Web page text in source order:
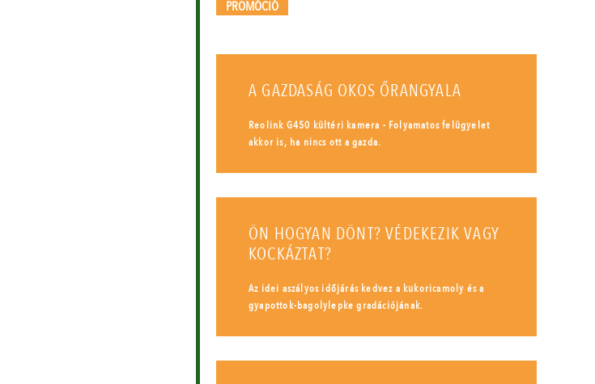
PROMÓCIÓ
A GAZDASÁG OKOS ŐRANGYALA
Reolink G450 kültéri kamera - Folyamatos felügyelet
akkor is, ha nincs ott a gazda.
ÖN HOGYAN DÖNT? VÉDEKEZIK VAGY
KOCKÁZTAT?
Az idei aszályos időjárás kedvez a kukoricamoly és a
gyapottok-bagolylepke gradációjának.